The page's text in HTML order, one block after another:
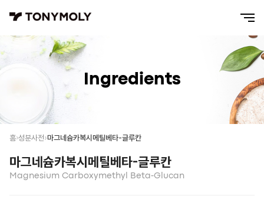
Ingredients
홈 성분사전 마그네슘카복시메틸베타-글루칸
마그네슘카복시메틸베타-글루칸
Magnesium Carboxymethyl Beta-Glucan